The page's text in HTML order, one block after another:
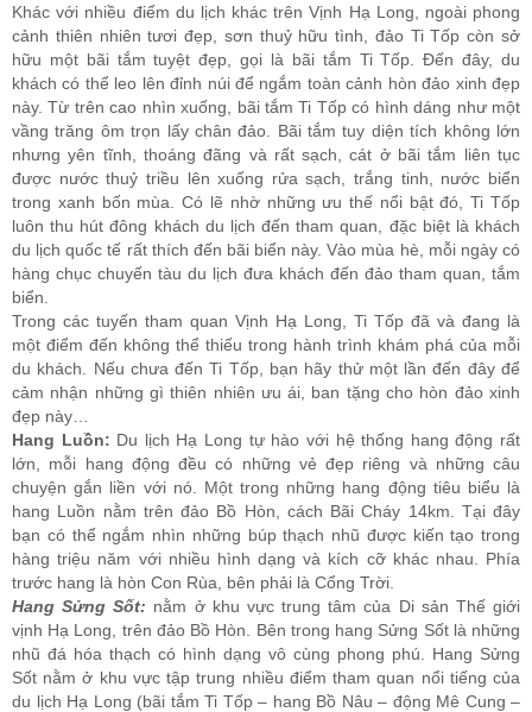
Khác với nhiều điểm du lịch khác trên Vịnh Hạ Long, ngoài phong
cảnh thiên nhiên tươi đẹp, sơn thuỷ hữu tình, đảo Ti Tốp còn sở
hữu một bãi tắm tuyệt đẹp, gọi là bãi tắm Ti Tốp. Đến đây, du
khách có thể leo lên đỉnh núi để ngắm toàn cảnh hòn đảo xinh đẹp
này. Từ trên cao nhìn xuống, bãi tắm Ti Tốp có hình dáng như một
vầng trăng ôm trọn lấy chân đảo. Bãi tắm tuy diện tích không lớn
nhưng yên tĩnh, thoáng đãng và rất sạch, cát ở bãi tắm liên tục
được nước thuỷ triều lên xuống rửa sạch, trắng tinh, nước biển
trong xanh bốn mùa. Có lẽ nhờ những ưu thế nổi bật đó, Ti Tốp
luôn thu hút đông khách du lịch đến tham quan, đặc biệt là khách
du lịch quốc tế rất thích đến bãi biển này. Vào mùa hè, mỗi ngày có
hàng chục chuyến tàu du lịch đưa khách đến đảo tham quan, tắm
biển.
Trong các tuyến tham quan Vịnh Hạ Long, Ti Tốp đã và đang là
một điểm đến không thể thiếu trong hành trình khám phá của mỗi
du khách. Nếu chưa đến Ti Tốp, bạn hãy thử một lần đến đây để
cảm nhận những gì thiên nhiên ưu ái, ban tặng cho hòn đảo xinh
đẹp này…
Hang Luồn: Du lịch Hạ Long tự hào với hệ thống hang động rất
lớn, mỗi hang động đều có những vẻ đẹp riêng và những câu
chuyện gắn liền với nó. Một trong những hang động tiêu biểu là
hang Luồn nằm trên đảo Bồ Hòn, cách Bãi Cháy 14km. Tại đây
bạn có thể ngắm nhìn những búp thạch nhũ được kiến tạo trong
hàng triệu năm với nhiều hình dạng và kích cỡ khác nhau. Phía
trước hang là hòn Con Rùa, bên phải là Cổng Trời.
Hang Sửng Sốt: nằm ở khu vực trung tâm của Di sản Thế giới
vịnh Hạ Long, trên đảo Bồ Hòn. Bên trong hang Sửng Sốt là những
nhũ đá hóa thạch có hình dạng vô cùng phong phú. Hang Sửng
Sốt nằm ở khu vực tập trung nhiều điểm tham quan nổi tiếng của
du lịch Hạ Long (bãi tắm Ti Tốp – hang Bồ Nâu – động Mê Cung –